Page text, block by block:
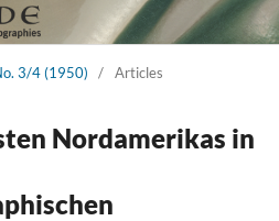
3/4 (1950) / Articles
Nordamerikas in